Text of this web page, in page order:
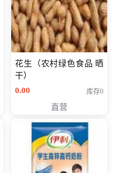
花生（农村绿色食品 晒
干）
0.00
库存0
直营